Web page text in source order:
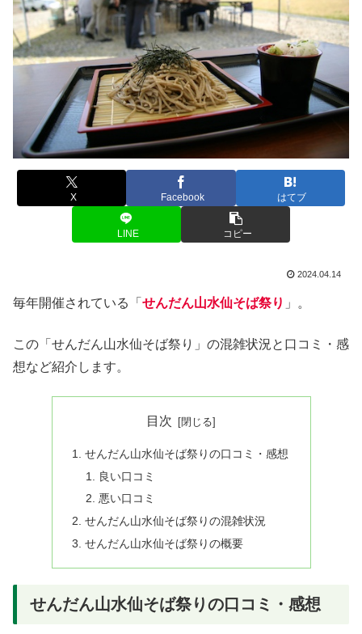
X Facebook はてブ
LINE コピー
2024.04.14
毎年開催されている「 せんだん山水仙そば祭り 」。
この「せんだん山水仙そば祭り」の混雑状況と口コミ・感
想など紹介します。
目次
せんだん山水仙そば祭りの口コミ・感想
良い口コミ
悪い口コミ
せんだん山水仙そば祭りの混雑状況
せんだん山水仙そば祭りの概要
せんだん山水仙そば祭りの口コミ・感想